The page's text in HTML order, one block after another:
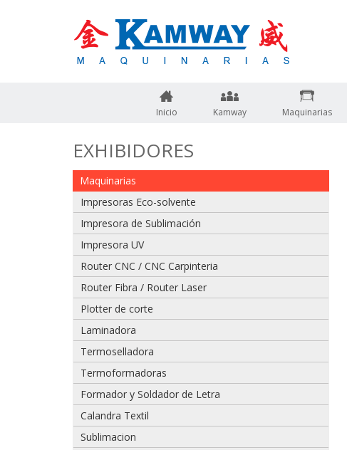
Inicio Kamway Maquinarias
Adjuntar imagen de factura, guía o boleta:
Adjuntar imágenes de problema:
EXHIBIDORES
Maquinarias
Impresoras Eco-solvente
Impresora de Sublimación
Impresora UV
Router CNC / CNC Carpinteria
Router Fibra / Router Laser
Plotter de corte
Laminadora
Termoselladora
Termoformadoras
Formador y Soldador de Letra
Calandra Textil
Sublimacion